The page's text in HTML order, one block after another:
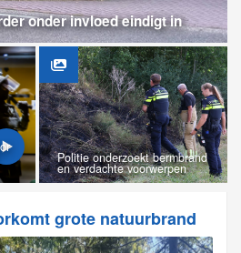
onder invloed eindigt in
Politie onderzoekt bermbrand
en verdachte voorwerpen
grote natuurbrand